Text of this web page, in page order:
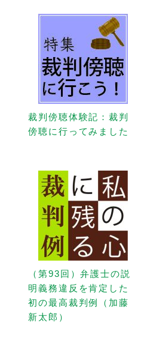
裁判傍聴体験記：裁判
傍聴に行ってみました
（第93回）弁護士の説
明義務違反を肯定した
初の最高裁判例（加藤
新太郎）